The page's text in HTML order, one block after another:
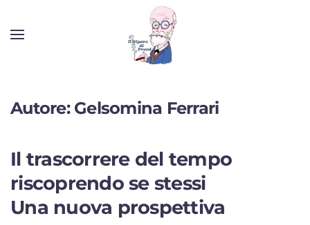
Autore: Gelsomina Ferrari
Il trascorrere del tempo
riscoprendo se stessi
Una nuova prospettiva